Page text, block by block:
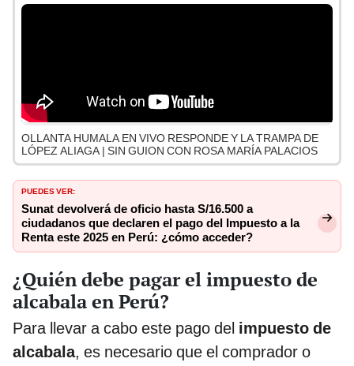
OLLANTA HUMALA EN VIVO RESPONDE Y LA TRAMPA DE
LÓPEZ ALIAGA | SIN GUION CON ROSA MARÍA PALACIOS
PUEDES VER:
Sunat devolverá de oficio hasta S/16.500 a
ciudadanos que declaren el pago del Impuesto a la
Renta este 2025 en Perú: ¿cómo acceder?
¿Quién debe pagar el impuesto de
alcabala en Perú?
Para llevar a cabo este pago del impuesto de
alcabala, es necesario que el comprador o